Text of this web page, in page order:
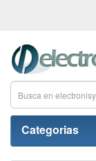
Categorias